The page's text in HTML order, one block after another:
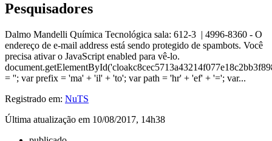
Pesquisadores
Dalmo Mandelli Química Tecnológica sala: 612-3 | 4996-8360 - O
endereço de e-mail address está sendo protegido de spambots. Você
precisa ativar o JavaScript enabled para vê-lo.
= ''; var prefix = 'ma' + 'il' + 'to'; var path = 'hr' + 'ef' + '='; var...
Registrado em: NuTS
Última atualização em 10/08/2017, 14h38